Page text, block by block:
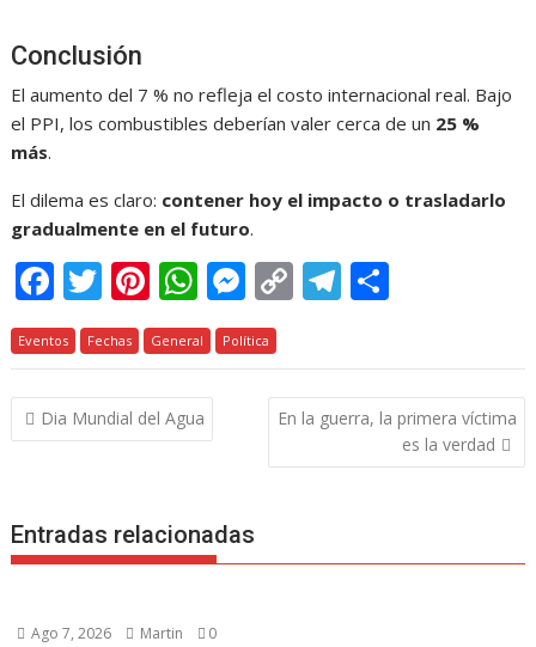
Conclusión
El aumento del 7 % no refleja el costo internacional real. Bajo
el PPI, los combustibles deberían valer cerca de un 25 %
más.
El dilema es claro: contener hoy el impacto o trasladarlo
gradualmente en el futuro.
F
ac
e
b
o
T
w
itt
er
Pi
nt
er
e
st
W
h
at
s
A
M
e
ss
C
p
y
Li
n
T
e
gr
a
m
m
p
ar
ti
Eventos Fechas General Política
Navegación
de
Dia Mundial del Agua
En la guerra, la primera víctima
es la verdad
Entradas relacionadas
Ago 7, 2026 Martin 0